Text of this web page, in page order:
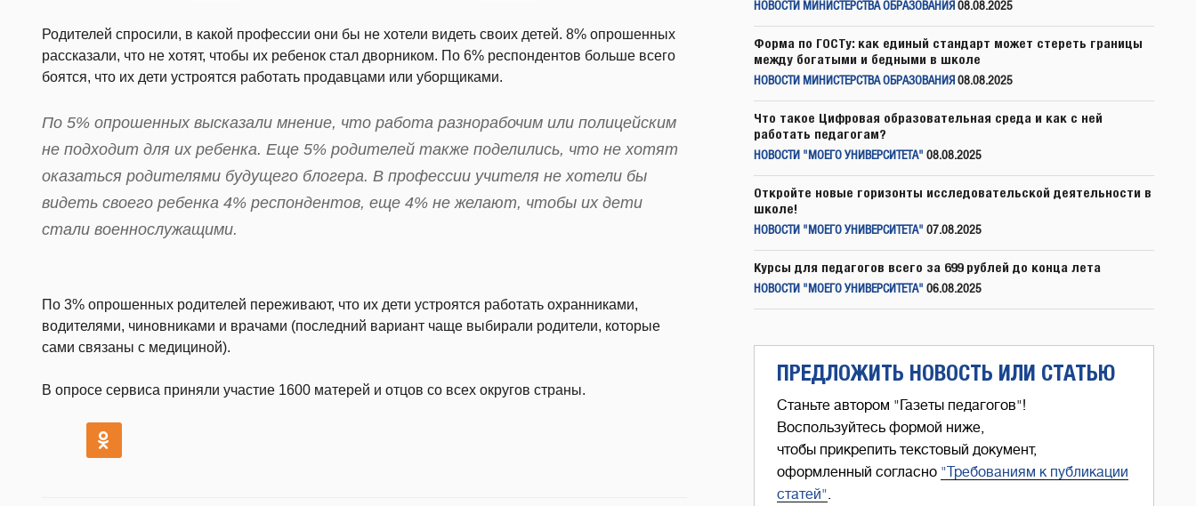
Родителей спросили, в какой профессии они бы не хотели видеть своих детей. 8% опрошенных
рассказали, что не хотят, чтобы их ребенок стал дворником. По 6% респондентов больше всего
боятся, что их дети устроятся работать продавцами или уборщиками.
По 5% опрошенных высказали мнение, что работа разнорабочим или полицейским
не подходит для их ребенка. Еще 5% родителей также поделились, что не хотят
оказаться родителями будущего блогера. В профессии учителя не хотели бы
видеть своего ребенка 4% респондентов, еще 4% не желают, чтобы их дети
стали военнослужащими.
По 3% опрошенных родителей переживают, что их дети устроятся работать охранниками,
водителями, чиновниками и врачами (последний вариант чаще выбирали родители, которые
сами связаны с медициной).
В опросе сервиса приняли участие 1600 матерей и отцов со всех округов страны.
НОВОСТИ МИНИСТЕРСТВА ОБРАЗОВАНИЯ 08.08.2025
Форма по ГОСТу: как единый стандарт может стереть границы
между богатыми и бедными в школе
НОВОСТИ МИНИСТЕРСТВА ОБРАЗОВАНИЯ 08.08.2025
Что такое Цифровая образовательная среда и как с ней
работать педагогам?
НОВОСТИ "МОЕГО УНИВЕРСИТЕТА" 08.08.2025
Откройте новые горизонты исследовательской деятельности в
школе!
НОВОСТИ "МОЕГО УНИВЕРСИТЕТА" 07.08.2025
Курсы для педагогов всего за 699 рублей до конца лета
НОВОСТИ "МОЕГО УНИВЕРСИТЕТА" 06.08.2025
ПРЕДЛОЖИТЬ НОВОСТЬ ИЛИ СТАТЬЮ
Станьте автором "Газеты педагогов"!
Воспользуйтесь формой ниже,
чтобы прикрепить текстовый документ,
оформленный согласно "Требованиям к публикации
статей".